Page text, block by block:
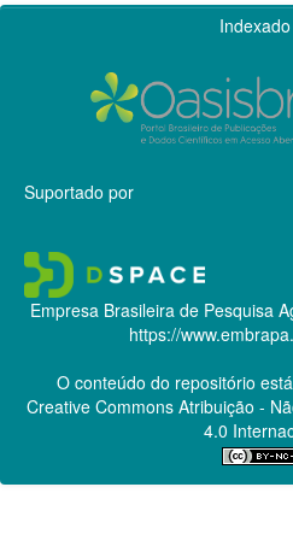
Suportado por
Empresa Brasileira de Pesquisa
https://
O conteúdo do repositório
Creative CommonsAtribuição -
4.0